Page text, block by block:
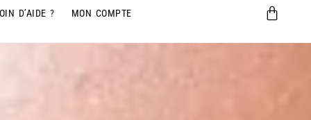
D’AIDE ? MON COMPTE